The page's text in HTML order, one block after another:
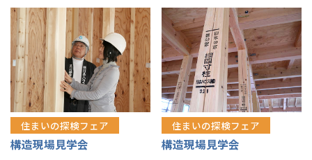
住まいの探検フェア
構造現場見学会
住まいの探検フェア
構造現場見学会